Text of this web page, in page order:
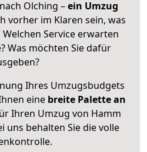
Olching –ein Umzug
vorher im Klaren sein, was
Service erwarten
Was möchten Sie dafür
Ihres Umzugsbudgets
eine breite Palette an
Ihren Umzug von Hamm
uns behalten Sie die volle